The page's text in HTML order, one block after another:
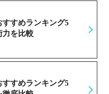
すめランキング5
力を比較
すめランキング5